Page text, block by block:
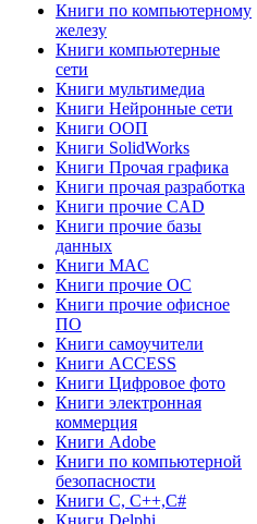
Книги по компьютерному
железу
Книги компьютерные
сети
Книги мультимедиа
Книги Нейронные сети
Книги ООП
Книги SolidWorks
Книги Прочая графика
Книги прочая разработка
Книги прочие CAD
Книги прочие базы
данных
Книги MAC
Книги прочие ОС
Книги прочие офисное
ПО
Книги самоучители
Книги ACCESS
Книги Цифровое фото
Книги электронная
коммерция
Книги Adobe
Книги по компьютерной
безопасности
Книги C, C++,С#
Книги Delphi